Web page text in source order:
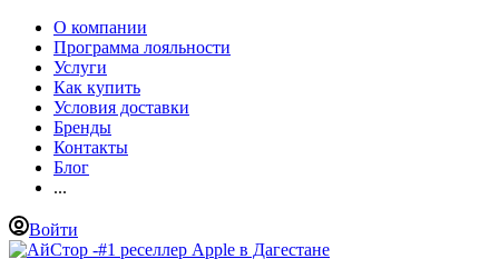
О компании
Программа лояльности
Услуги
Как купить
Условия доставки
Бренды
Контакты
Блог
...
Войти